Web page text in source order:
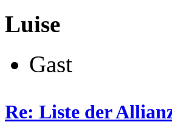
Luise
Gast
Re: Liste der